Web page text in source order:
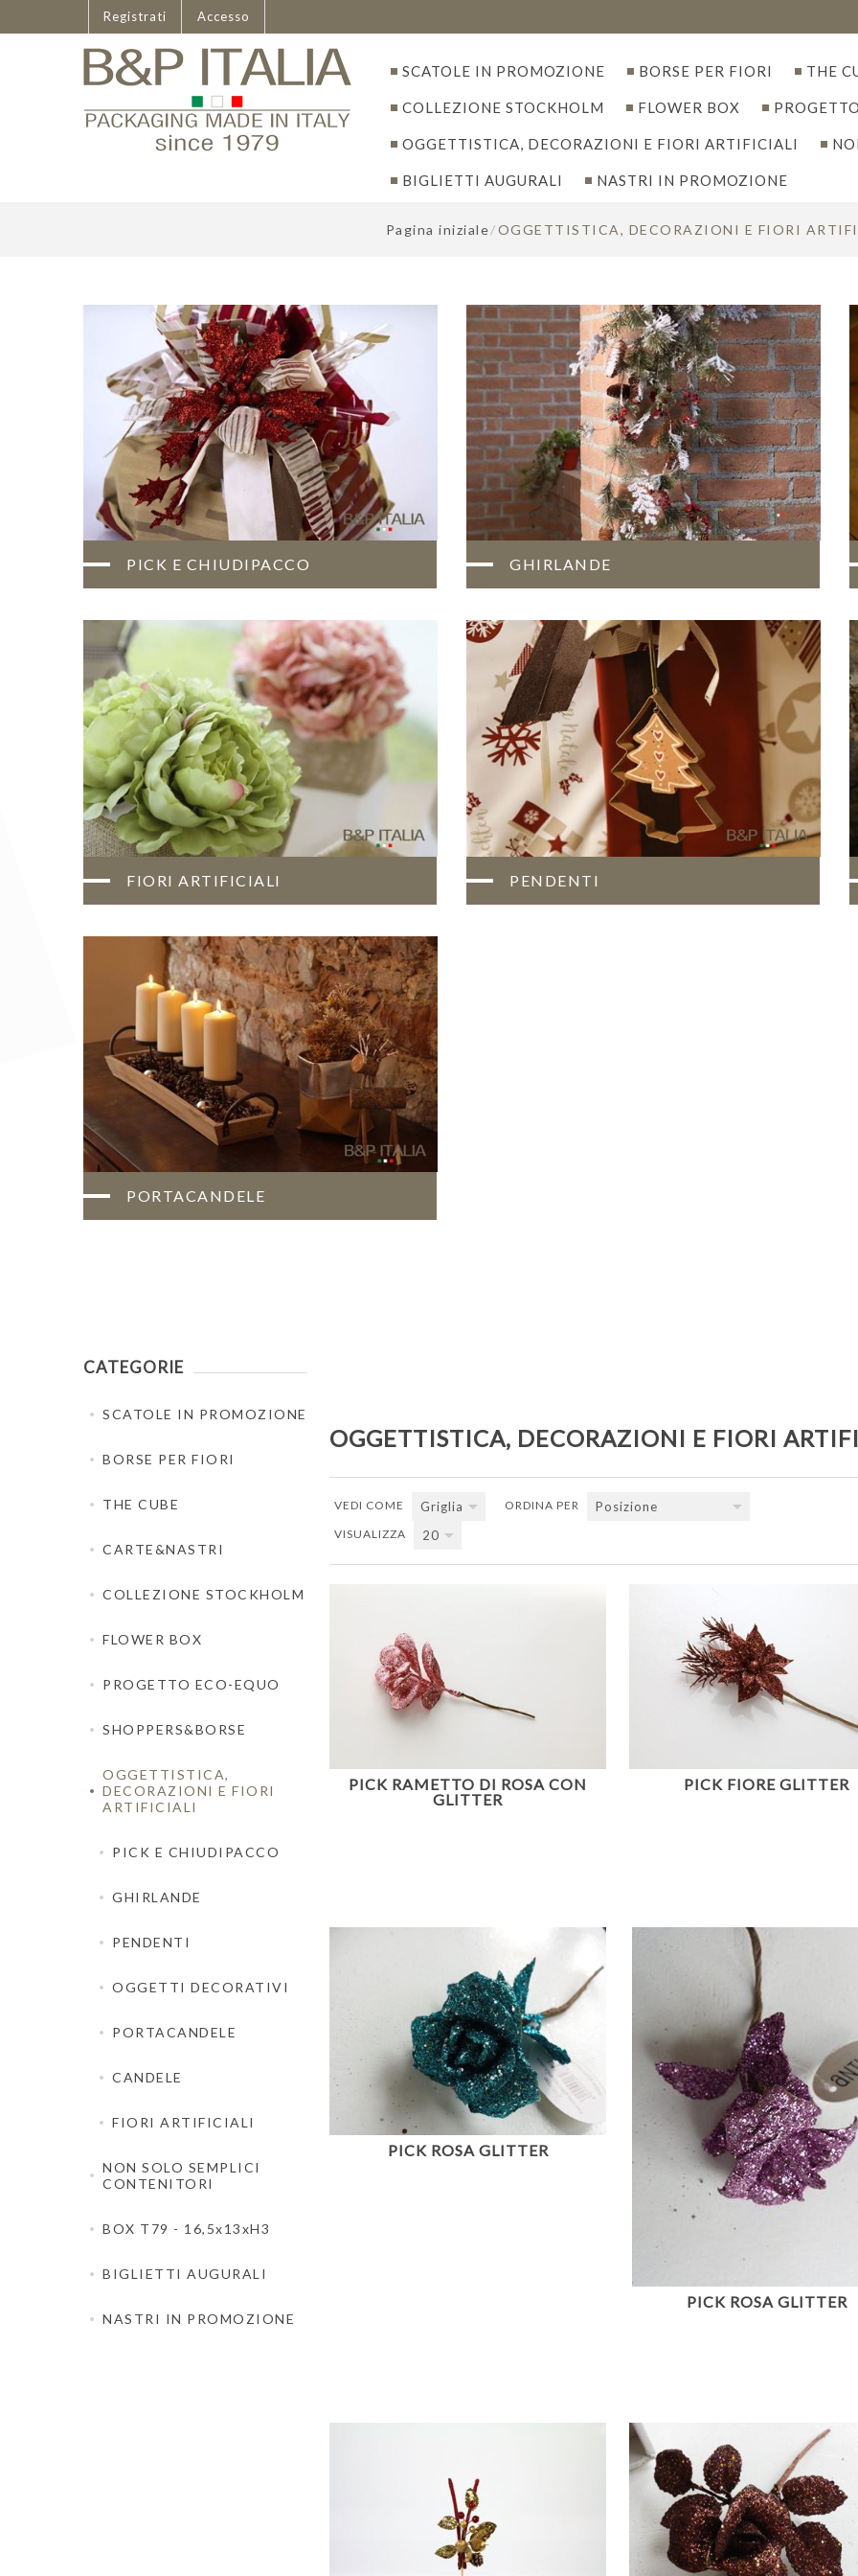
Registrati Accesso
SCATOLE IN PROMOZIONE BORSE PER FIORI THE
COLLEZIONE STOCKHOLM FLOWER BOX
OGGETTISTICA, DECORAZIONI E FIORI ARTIFICIALI
BIGLIETTI AUGURALI NASTRI IN PROMOZIONE
Pagina iniziale/OGGETTISTICA, DECORAZIONI E FIORI
PICK E CHIUDIPACCO GHIRLANDE
FIORI ARTIFICIALI PENDENTI
PORTACANDELE
OGGETTISTICA, DECORAZIONI E FIORI
VEDI COME Griglia ORDINA PER Posizione
VISUALIZZA 20
Successiva
PICK RAMETTO DI ROSA CON
GLITTER
PICK FIORE GLITTER
PICK ROSA GLITTER
PICK ROSA GLITTER
CATEGORIE
SCATOLE IN PROMOZIONE
BORSE PER FIORI
THE CUBE
CARTE&NASTRI
COLLEZIONE STOCKHOLM
FLOWER BOX
PROGETTO ECO-EQUO
SHOPPERS&BORSE
OGGETTISTICA,
DECORAZIONI E FIORI
ARTIFICIALI
PICK E CHIUDIPACCO
GHIRLANDE
PENDENTI
OGGETTI DECORATIVI
PORTACANDELE
CANDELE
FIORI ARTIFICIALI
NON SOLO SEMPLICI
CONTENITORI
BOX T79 - 16,5x13xH3
BIGLIETTI AUGURALI
NASTRI IN PROMOZIONE